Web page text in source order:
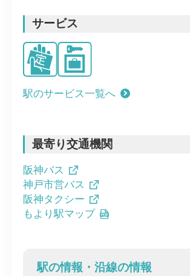
サービス
駅のサービス一覧へ
最寄り交通機関
阪神バス
神戸市営バス
阪神タクシー
もより駅マップ
駅の情報・沿線の情報